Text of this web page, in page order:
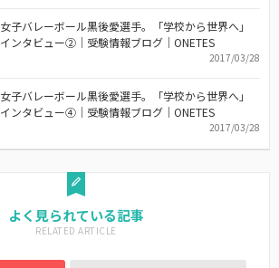
女子バレーボール黒後愛選手。「学校から世界へ」
インタビュー②｜受験情報ブログ｜ONETES
2017/03/28
女子バレーボール黒後愛選手。「学校から世界へ」
インタビュー④｜受験情報ブログ｜ONETES
2017/03/28
よく見られている記事